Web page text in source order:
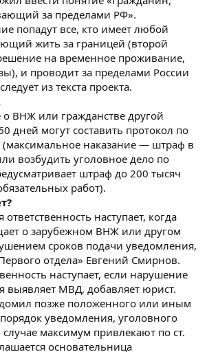
за пределами РФ».
попадут все, кто имеет любой
жить за границей (второй
на временное проживание,
и проводит за пределами России
из текста проекта.
ВНЖ или гражданстве другой
дней могут составить протокол по
(максимальное наказание — штраф в
возбудить уголовное дело по
штраф до 200 тысяч
работ).
наступает, когда
о зарубежном ВНЖ или другом
сроков подачи уведомления,
отдела» Евгений Смирнов.
наступает, если нарушение
выявляет МВД, добавляет юрист.
позже положенного или иным
уведомления, уголовного
случае максимум привлекают по ст.
основательница